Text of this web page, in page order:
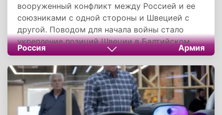
вооруженный конфликт между Россией и ее
союзниками с одной стороны и Швецией с
другой. Поводом для начала войны стало
укрепление позиций Швеции в Балтийском
море и захват ею практически всей береговой
линии. В результате в 1699 году был заключен
Северный Союз, направленный против
владычества Швеции в Балтике.
Россия Армия